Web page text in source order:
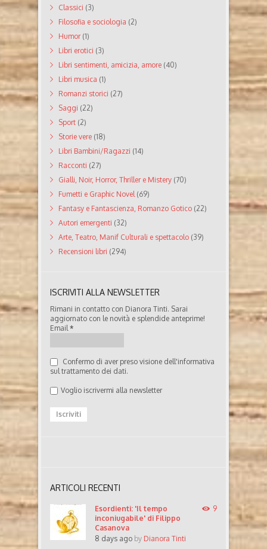
Classici (3)
Filosofia e sociologia (2)
Humor(1)
Libri erotici (3)
Libri sentimenti, amicizia, amore (40)
Libri musica (1)
Romanzi storici (27)
Saggi (22)
Sport (2)
Storie vere (18)
Libri Bambini/Ragazzi (14)
Racconti (27)
Gialli, Noir, Horror, Thriller e Mistery (70)
Fumetti e Graphic Novel(69)
Fantasy e Fantascienza, Romanzo Gotico (22)
Autori emergenti (32)
Arte, Teatro, Manif Culturali e spettacolo (39)
Recensioni libri (294)
ISCRIVITI ALLA NEWSLETTER
Rimani in contatto con Dianora Tinti. Sarai
aggiornato con le novità e splendide anteprime!
Email*
Confermo di aver preso visione dell'informativa
sul trattamento dei dati.
Voglio iscrivermi alla newsletter
ARTICOLI RECENTI
Esordienti: 'Il tempo
inconiugabile' di Filippo
Casanova
8 days ago by Dianora Tinti
9